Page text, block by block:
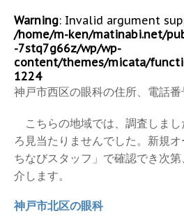
Warning: Invalid argument
/home/m-ken/matinabi.net/
-7stq7g66z/wp/wp-
content/themes/micata/
1224
神戸市西区の眼科の住所、電話番
こちらの地域では、調査しまし
ろ見当たりませんでした。新規
ちなびスタッフ」で確認でき次
介します。
神戸市北区の眼科